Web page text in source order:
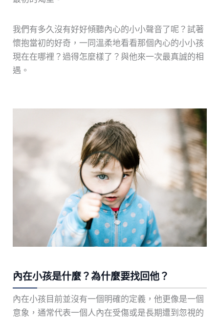
我們有多久沒有好好傾聽內心的小小聲音了呢？試著
懷抱當初的好奇，一同溫柔地看看那個內心的小小孩
現在在哪裡？過得怎麼樣了？與他來一次最真誠的相
遇。
內在小孩是什麼？為什麼要找回他？
內在小孩目前並沒有一個明確的定義，他更像是一個
意象，通常代表一個人內在受傷或是長期遭到忽視的